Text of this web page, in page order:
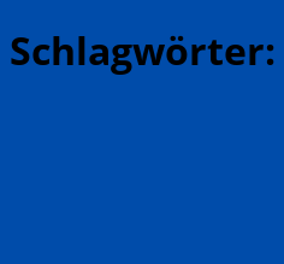
Schlagwörter: